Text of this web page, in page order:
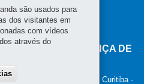
DE GOVERNANÇA DE
- Centro Curitiba -
são usados para
dos visitantes em
com vídeos
através do